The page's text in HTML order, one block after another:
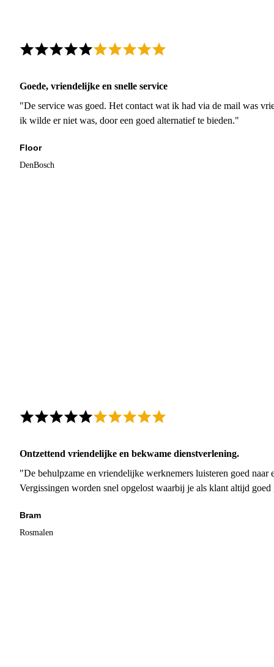
Goede, vriendelijke en snelle service
"De service was goed. Het contact wat ik had via de mail was
ik wilde er niet was, door een goed alternatief te bieden."
Floor
DenBosch
Ontzettend vriendelijke en bekwame dienstverlening.
"De behulpzame en vriendelijke werknemers luisteren goed naar
Vergissingen worden snel opgelost waarbij je als klant altijd
Bram
Rosmalen